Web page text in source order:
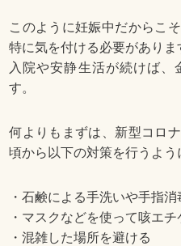
このように妊娠中だからこ
特に気を付ける必要がありま
入院や安静生活が続けば、
す。
何よりもまずは、新型コロ
頃から以下の対策を行うよう
・石鹸による手洗いや手指
・マスクなどを使って咳エチ
・混雑した場所を避ける